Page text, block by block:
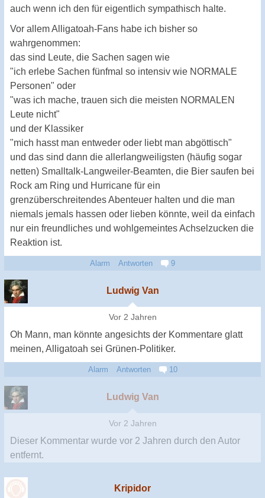
auch wenn ich den für eigentlich sympathisch halte.
Vor allem Alligatoah-Fans habe ich bisher so
wahrgenommen:
das sind Leute, die Sachen sagen wie
"ich erlebe Sachen fünfmal so intensiv wie NORMALE
Personen" oder
"was ich mache, trauen sich die meisten NORMALEN
Leute nicht"
und der Klassiker
"mich hasst man entweder oder liebt man abgöttisch"
und das sind dann die allerlangweiligsten (häufig sogar
netten) Smalltalk-Langweiler-Beamten, die Bier saufen bei
Rock am Ring und Hurricane für ein
grenzüberschreitendes Abenteuer halten und die man
niemals jemals hassen oder lieben könnte, weil da einfach
nur ein freundliches und wohlgemeintes Achselzucken die
Reaktion ist.
Alarm Antworten 9
Ludwig Van
Vor 2 Jahren
Oh Mann, man könnte angesichts der Kommentare glatt
meinen, Alligatoah sei Grünen-Politiker.
Alarm Antworten 10
Ludwig Van
Vor 2 Jahren
Dieser Kommentar wurde vor 2 Jahren durch den Autor
entfernt.
Kripidor